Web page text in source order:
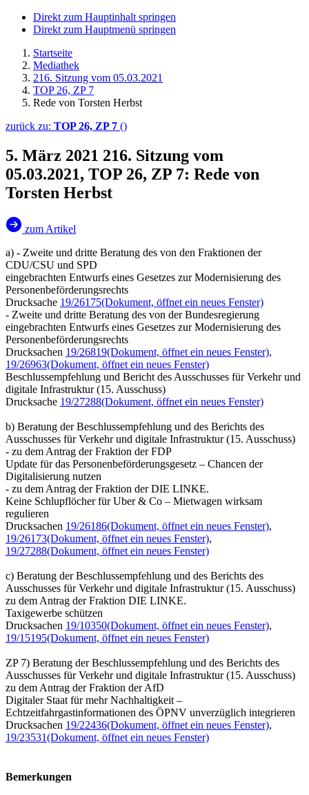
Direkt zum Hauptinhalt springen
Direkt zum Hauptmenü springen
Startseite
Mediathek
216. Sitzung vom 05.03.2021
TOP 26, ZP 7
Rede von Torsten Herbst
zurück zu: TOP 26, ZP 7 ()
5. März 2021 216. Sitzung vom
05.03.2021, TOP 26, ZP 7: Rede von
Torsten Herbst
zum Artikel
a) - Zweite und dritte Beratung des von den Fraktionen der
CDU/CSU und SPD
eingebrachten Entwurfs eines Gesetzes zur Modernisierung des
Personenbeförderungsrechts
Drucksache 19/26175(Dokument, öffnet ein neues Fenster)
- Zweite und dritte Beratung des von der Bundesregierung
eingebrachten Entwurfs eines Gesetzes zur Modernisierung des
Personenbeförderungsrechts
Drucksachen 19/26819(Dokument, öffnet ein neues Fenster),
19/26963(Dokument, öffnet ein neues Fenster)
Beschlussempfehlung und Bericht des Ausschusses für Verkehr und
digitale Infrastruktur (15. Ausschuss)
Drucksache 19/27288(Dokument, öffnet ein neues Fenster)
b) Beratung der Beschlussempfehlung und des Berichts des
Ausschusses für Verkehr und digitale Infrastruktur (15. Ausschuss)
- zu dem Antrag der Fraktion der FDP
Update für das Personenbeförderungsgesetz – Chancen der
Digitalisierung nutzen
- zu dem Antrag der Fraktion der DIE LINKE.
Keine Schlupflöcher für Uber & Co – Mietwagen wirksam
regulieren
Drucksachen 19/26186(Dokument, öffnet ein neues Fenster),
19/26173(Dokument, öffnet ein neues Fenster),
19/27288(Dokument, öffnet ein neues Fenster)
c) Beratung der Beschlussempfehlung und des Berichts des
Ausschusses für Verkehr und digitale Infrastruktur (15. Ausschuss)
zu dem Antrag der Fraktion DIE LINKE.
Taxigewerbe schützen
Drucksachen 19/10350(Dokument, öffnet ein neues Fenster),
19/15195(Dokument, öffnet ein neues Fenster)
ZP 7) Beratung der Beschlussempfehlung und des Berichts des
Ausschusses für Verkehr und digitale Infrastruktur (15. Ausschuss)
zu dem Antrag der Fraktion der AfD
Digitaler Staat für mehr Nachhaltigkeit –
Echtzeitfahrgastinformationen des ÖPNV unverzüglich integrieren
Drucksachen 19/22436(Dokument, öffnet ein neues Fenster),
19/23531(Dokument, öffnet ein neues Fenster)
Bemerkungen